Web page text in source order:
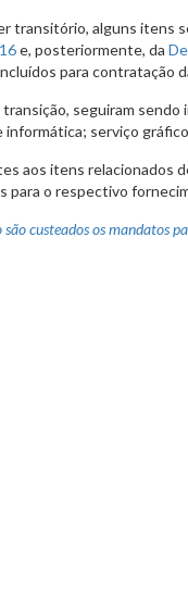
transitório, alguns itens
e, posteriormente, da
para contratação
seguiram
serviço
aos itens relacionados
para o respectivo
são custeados os mandatos